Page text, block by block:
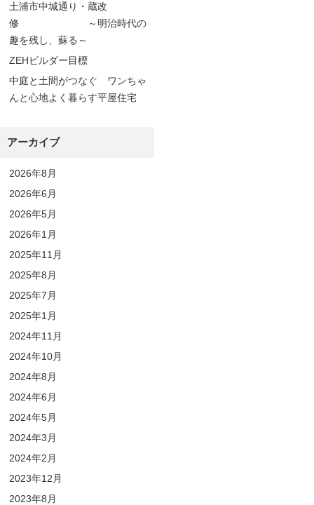
土浦市中城通り・蔵改
修 ～明治時代の
趣を残し、蘇る～
ZEHビルダー目標
中庭と土間がつなぐ ワンちゃ
んと心地よく暮らす平屋住宅
アーカイブ
2026年8月
2026年6月
2026年5月
2026年1月
2025年11月
2025年8月
2025年7月
2025年1月
2024年11月
2024年10月
2024年8月
2024年6月
2024年5月
2024年3月
2024年2月
2023年12月
2023年8月